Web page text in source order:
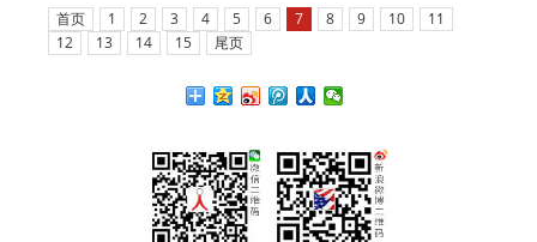
首页 1 2 3 4 5 6 7 8 9 10
11
12
13 14 15 尾页